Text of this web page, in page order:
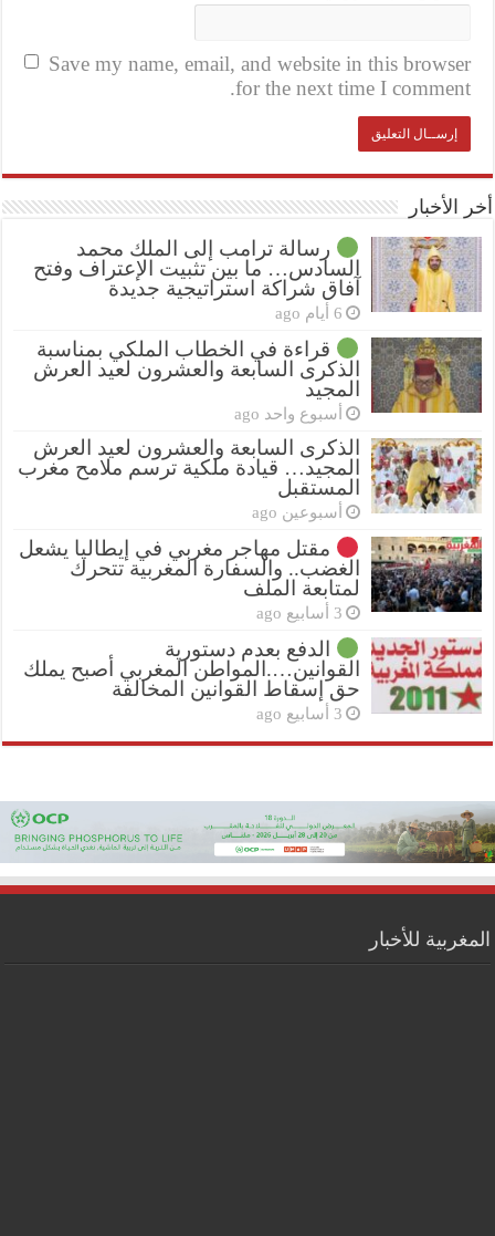
Save my name, email, and website in this browser
for the next time I comment.
أخر الأخبار
رسالة ترامب إلى الملك محمد
السادس… ما بين تثبيت الإعتراف وفتح
آفاق شراكة استراتيجية جديدة
6 أيام ago
قراءة في الخطاب الملكي بمناسبة
الذكرى السابعة والعشرون لعيد العرش
المجيد
أسبوع واحد ago
الذكرى السابعة والعشرون لعيد العرش
المجيد… قيادة ملكية ترسم ملامح مغرب
المستقبل
أسبوعين ago
مقتل مهاجر مغربي في إيطاليا يشعل
الغضب.. والسفارة المغربية تتحرك
لمتابعة الملف
3 أسابيع ago
الدفع بعدم دستورية
القوانين….المواطن المغربي أصبح يملك
حق إسقاط القوانين المخالفة
3 أسابيع ago
المغربية للأخبار